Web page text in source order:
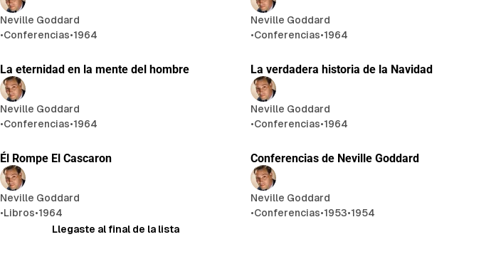
Neville Goddard
•Conferencias•1964
Neville Goddard
•Conferencias•1964
La eternidad en la mente del hombre
Neville Goddard
•Conferencias•1964
La verdadera historia de la Navidad
Neville Goddard
•Conferencias•1964
Él Rompe El Cascaron
Neville Goddard
•Libros•1964
Conferencias de Neville Goddard
Neville Goddard
•Conferencias•1953•1954
Llegaste al final de la lista